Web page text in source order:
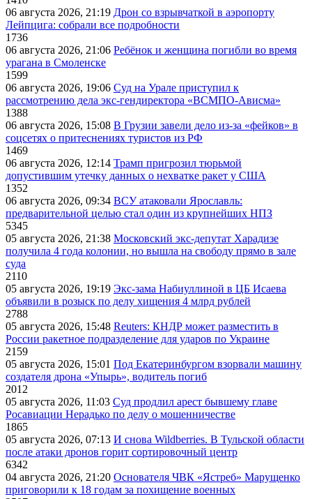
06 августа 2026, 21:19 Дрон со взрывчаткой в аэропорту
Лейпцига: собрали все подробности
1736
06 августа 2026, 21:06 Ребёнок и женщина погибли во время
урагана в Смоленске
1599
06 августа 2026, 19:06 Суд на Урале приступил к
рассмотрению дела экс-гендиректора «ВСМПО-Ависма»
1388
06 августа 2026, 15:08 В Грузии завели дело из-за «фейков» в
соцсетях о притеснениях туристов из РФ
1469
06 августа 2026, 12:14 Трамп пригрозил тюрьмой
допустившим утечку данных о нехватке ракет у США
1352
06 августа 2026, 09:34 ВСУ атаковали Ярославль:
предварительной целью стал один из крупнейших НПЗ
5345
05 августа 2026, 21:38 Московский экс-депутат Харадизе
получила 4 года колонии, но вышла на свободу прямо в зале
суда
2110
05 августа 2026, 19:19 Экс-зама Набиуллиной в ЦБ Исаева
объявили в розыск по делу хищения 4 млрд рублей
2788
05 августа 2026, 15:48 Reuters: КНДР может разместить в
России ракетное подразделение для ударов по Украине
2159
05 августа 2026, 15:01 Под Екатеринбургом взорвали машину
создателя дрона «Упырь», водитель погиб
2012
05 августа 2026, 11:03 Суд продлил арест бывшему главе
Росавиации Нерадько по делу о мошенничестве
1865
05 августа 2026, 07:13 И снова Wildberries. В Тульской области
после атаки дронов горит сортировочный центр
6342
04 августа 2026, 21:20 Основателя ЧВК «Ястреб» Марущенко
приговорили к 18 годам за похищение военных